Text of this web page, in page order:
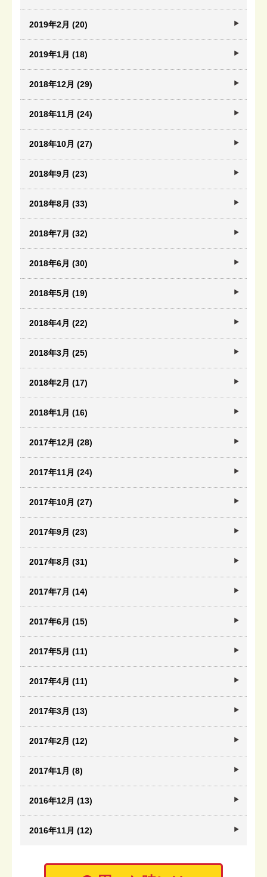
2019年2月 (20)
2019年1月 (18)
2018年12月 (29)
2018年11月 (24)
2018年10月 (27)
2018年9月 (23)
2018年8月 (33)
2018年7月 (32)
2018年6月 (30)
2018年5月 (19)
2018年4月 (22)
2018年3月 (25)
2018年2月 (17)
2018年1月 (16)
2017年12月 (28)
2017年11月 (24)
2017年10月 (27)
2017年9月 (23)
2017年8月 (31)
2017年7月 (14)
2017年6月 (15)
2017年5月 (11)
2017年4月 (11)
2017年3月 (13)
2017年2月 (12)
2017年1月 (8)
2016年12月 (13)
2016年11月 (12)